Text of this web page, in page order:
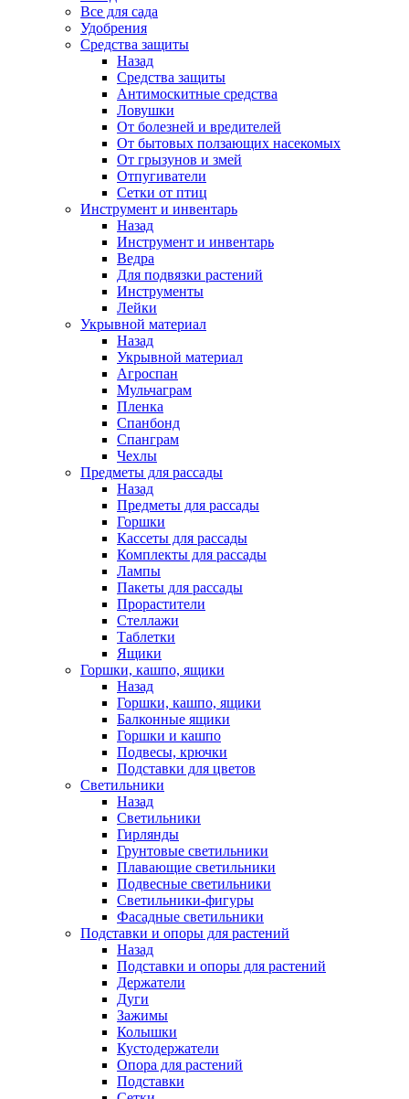
Все для сада
Удобрения
Средства защиты
Назад
Средства защиты
Антимоскитные средства
Ловушки
От болезней и вредителей
От бытовых ползающих насекомых
От грызунов и змей
Отпугиватели
Сетки от птиц
Инструмент и инвентарь
Назад
Инструмент и инвентарь
Ведра
Для подвязки растений
Инструменты
Лейки
Укрывной материал
Назад
Укрывной материал
Агроспан
Мульчаграм
Пленка
Спанбонд
Спанграм
Чехлы
Предметы для рассады
Назад
Предметы для рассады
Горшки
Кассеты для рассады
Комплекты для рассады
Лампы
Пакеты для рассады
Прорастители
Стеллажи
Таблетки
Ящики
Горшки, кашпо, ящики
Назад
Горшки, кашпо, ящики
Балконные ящики
Горшки и кашпо
Подвесы, крючки
Подставки для цветов
Светильники
Назад
Светильники
Гирлянды
Грунтовые светильники
Плавающие светильники
Подвесные светильники
Светильники-фигуры
Фасадные светильники
Подставки и опоры для растений
Назад
Подставки и опоры для растений
Держатели
Дуги
Зажимы
Колышки
Кустодержатели
Опора для растений
Подставки